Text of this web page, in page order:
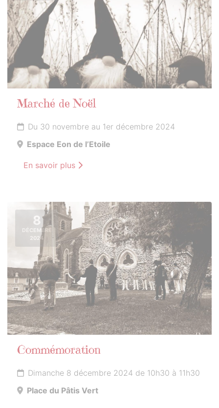
Marché de Noël
Du 30 novembre au 1er décembre 2024
Espace Eon de l’Etoile
En savoir plus
8
DÉCEMBRE
2024
Commémoration
Dimanche 8 décembre 2024 de 10h30 à 11h30
Place du Pâtis Vert